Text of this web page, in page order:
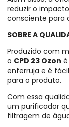
reduzir o
consciente para
SOBRE A
Produzido com
o CPD 23 Ozon
enferruja e é
para o produto.
Com essa
um purificador
filtragem de